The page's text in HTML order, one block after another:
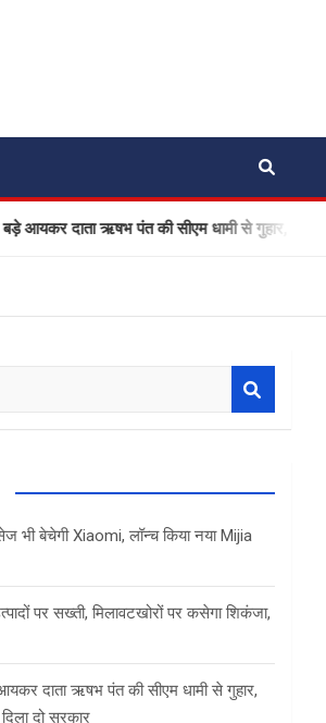
ऋषभ पंत की सीएम धामी से गुहार, घर बनाने के
भी बेचेगी Xiaomi, लॉन्च किया नया Mijia
पर सख्ती, मिलावटखोरों पर कसेगा शिकंजा,
दाता ऋषभ पंत की सीएम धामी से गुहार,
दो सरकार